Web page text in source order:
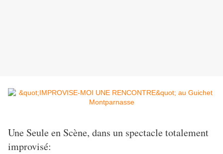
Une Seule en Scène, dans un spectacle totalement
improvisé: